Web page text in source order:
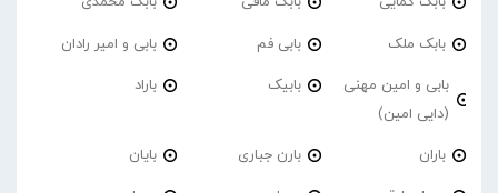
بابک ملک بابی فم بابی و امیر رادان
بابی و امین مهنی
(دایی امین)
بابیک باراد
باران بارن جباری بایان